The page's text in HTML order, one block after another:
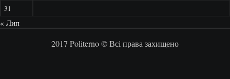
31
« Лип
2017 Politerno © Всі права захищено